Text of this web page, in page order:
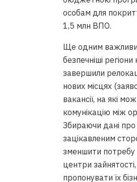
особам для
1,5 млн ВПО.
Ще одним
безпечніші регіони
завершили
нових місцях
вакансії, на які
комунікацію між
Збираючи дані про
зацікавленим
зменшити потребу
центри
пропонувати їх